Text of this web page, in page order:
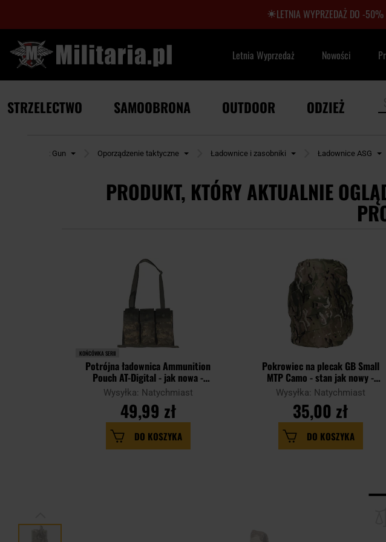
LETNIA WYPRZEDAŻ DO -50%
Letnia Wyprzedaż Nowości
STRZELECTWO SAMOOBRONA OUTDOOR ODZIEŻ
AirSoft Gun Oporządzenie taktyczne Ładownice i zasobniki Ładownice ASG
PRODUKT, KTÓRY AKTUALNIE
KOŃCÓWKA SERII
Potrójna ładownica Ammunition
Pouch AT-Digital - jak nowa -
Demobil
Wysyłka: Natychmiast
49,99 zł
DO KOSZYKA
Pokrowiec na plecak GB Small
MTP Camo - stan jak nowy -
Demobil
Wysyłka: Natychmiast
35,00 zł
DO KOSZYKA